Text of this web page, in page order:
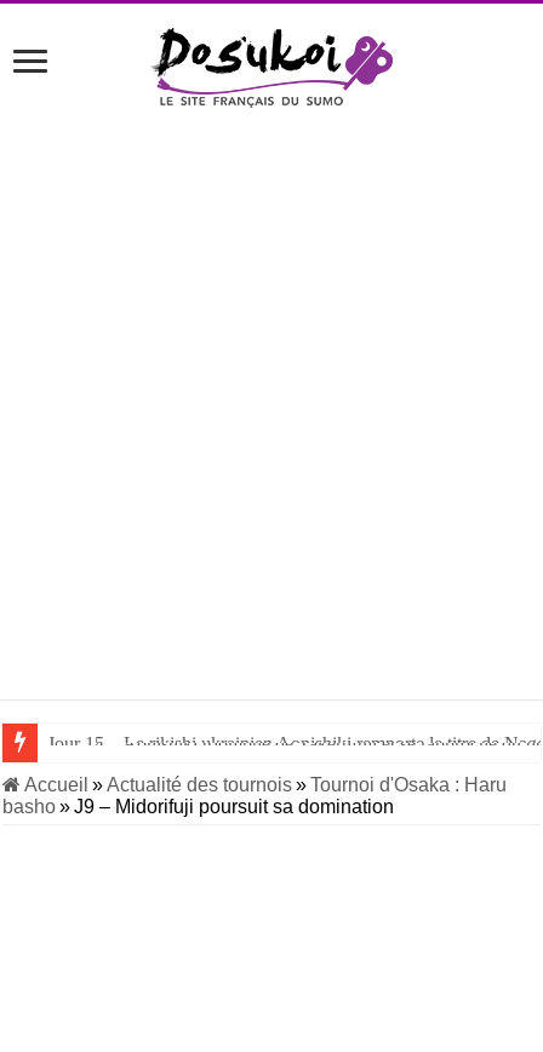
Jour 14 – Aonishiki triomphe de Takerufuji et se rapproche du
Accueil »Actualité des tournois»Tournoi d'Osaka : Haru
basho»J9 – Midorifuji poursuit sa domination